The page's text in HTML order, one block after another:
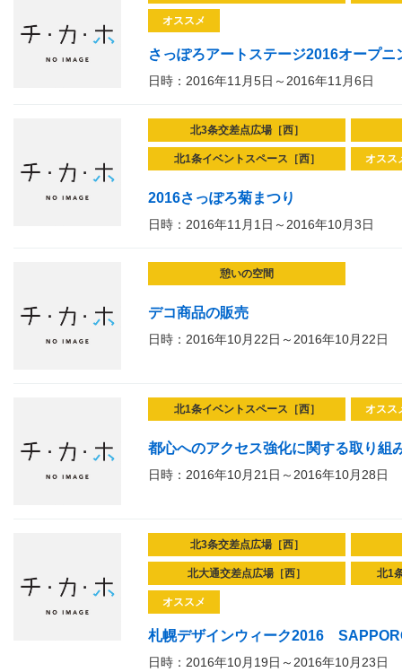
オススメ
さっぽろアートステージ2016オープ
日時：2016年11月5日～2016年11月6日
北3条交差点広場［西］
北1条イベントスペース［西］ オスス
2016さっぽろ菊まつり
日時：2016年11月1日～2016年10月3日
憩いの空間
デコ商品の販売
日時：2016年10月22日～2016年10月22日
北1条イベントスペース［西］ オスス
都心へのアクセス強化に関する取り組
日時：2016年10月21日～2016年10月28日
北3条交差点広場［西］
北大通交差点広場［西］ 北1
オススメ
札幌デザインウィーク2016
日時：2016年10月19日～2016年10月23日